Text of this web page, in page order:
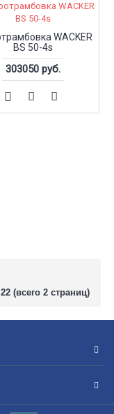
WACKER
BS 50-4s
303050 руб.
(всего 2 страниц)